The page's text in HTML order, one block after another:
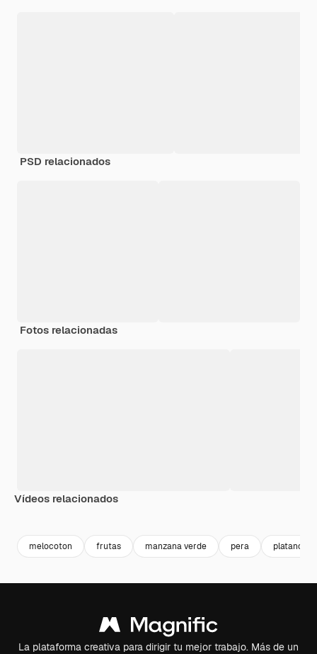
PSD relacionados
Fotos relacionadas
Vídeos relacionados
melocoton frutas manzana verde pera platano
La plataforma creativa para dirigir tu mejor trabajo. Más de un